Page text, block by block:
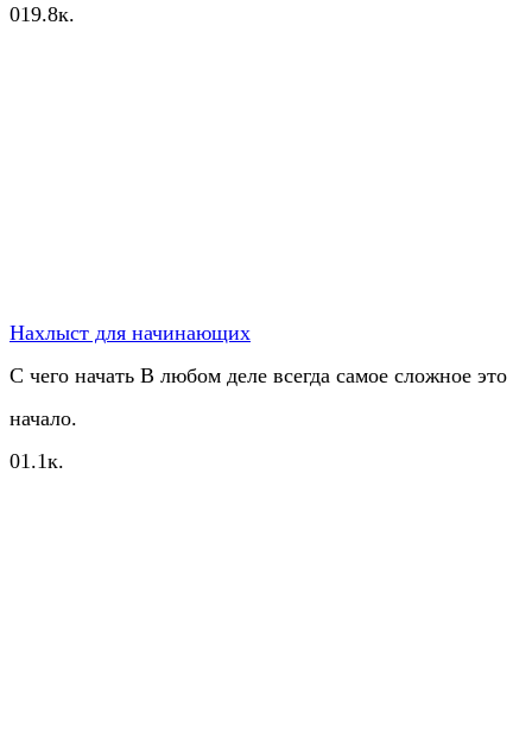
019.8к.
Нахлыст для начинающих
С чего начать В любом деле всегда самое сложное это
начало.
01.1к.